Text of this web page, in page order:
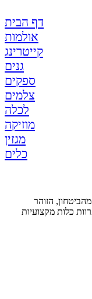
דף הבית
אולמות
קייטרינג
גנים
ספקים
צלמים
לכלה
מוזיקה
מגזין
כלים
הזוהר
כלות מקצועיות